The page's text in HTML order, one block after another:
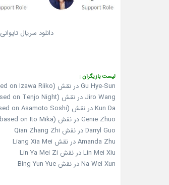
دانلود سریال تایوانی Absolute Friend 2012
لیست بازیگران :
Gu Hye-Sun در نقش Lu Xiao Fei (based on Izawa Riiko)
Jiro Wang در نقش Chen Nai Te (based on Tenjo Night)
Kun Da در نقش Qian Chong Zhi (based on Asamoto Soshi)
Genie Zhuo در نقش Yin Mei Jia (based on Ito Mika)
Darryl Guo در نقش Qian Zhang Zhi
Amanda Zhu در نقش Liang Xia Mei
Lin Mei Xiu در نقش Lin Ya Mei Zi
Na Wei Xun در نقش Bing Yun Yue